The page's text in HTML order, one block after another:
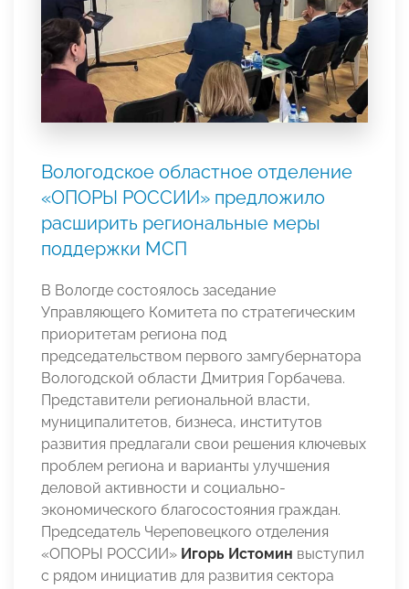
Вологодское областное отделение
«ОПОРЫ РОССИИ» предложило
расширить региональные меры
поддержки МСП
В Вологде состоялось заседание
Управляющего Комитета по стратегическим
приоритетам региона под
председательством первого замгубернатора
Вологодской области Дмитрия Горбачева.
Представители региональной власти,
муниципалитетов, бизнеса, институтов
развития предлагали свои решения ключевых
проблем региона и варианты улучшения
деловой активности и социально-
экономического благосостояния граждан.
Председатель Череповецкого отделения
«ОПОРЫ РОССИИ» Игорь Истомин выступил
с рядом инициатив для развития сектора